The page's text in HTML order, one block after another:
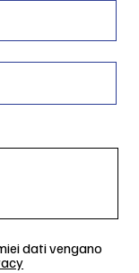
dati vengano